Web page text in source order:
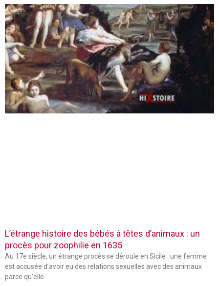
L’étrange histoire des bébés à têtes d’animaux : un
procès pour zoophilie en 1635
Au 17e siècle, un étrange procès se déroule en Sicile : une femme
est accusée d’avoir eu des relations sexuelles avec des animaux
parce qu’elle